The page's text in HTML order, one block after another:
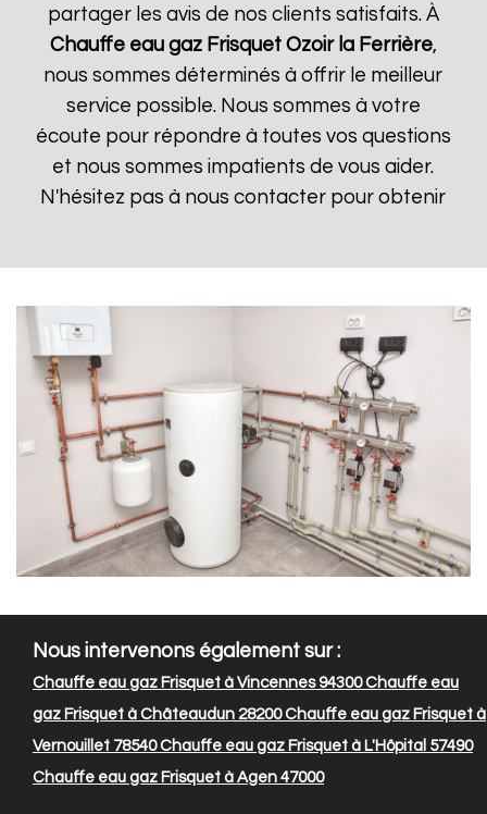
partager les avis de nos clients satisfaits. À
Chauffe eau gaz Frisquet Ozoir la Ferrière,
nous sommes déterminés à offrir le meilleur
service possible. Nous sommes à votre
écoute pour répondre à toutes vos questions
et nous sommes impatients de vous aider.
N'hésitez pas à nous contacter pour obtenir
Nous intervenons également sur :
Chauffe eau gaz Frisquet à Vincennes 94300Chauffe eau
gaz Frisquet à Châteaudun 28200Chauffe eau gaz Frisquet à
Vernouillet 78540Chauffe eau gaz Frisquet à L'Hôpital 57490
Chauffe eau gaz Frisquet à Agen 47000